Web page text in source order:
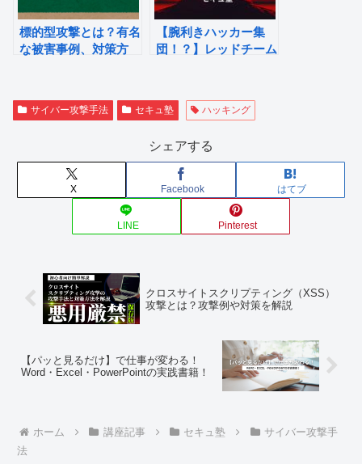
標的型攻撃とは？有名
な被害事例、対策方
【腕利きハッカー集
団！？】レッドチーム
サイバー攻撃手法 セキュ塾 ハッキング
シェアする
X Facebook はてブ
LINE Pinterest
クロスサイトスクリプティング（XSS）
攻撃とは？攻撃例や対策を解説
【パッと見るだけ】で仕事が変わる！
Word・Excel・PowerPointの実践書籍！
ホーム 講座記事 セキュ塾
サイバー攻撃手
法